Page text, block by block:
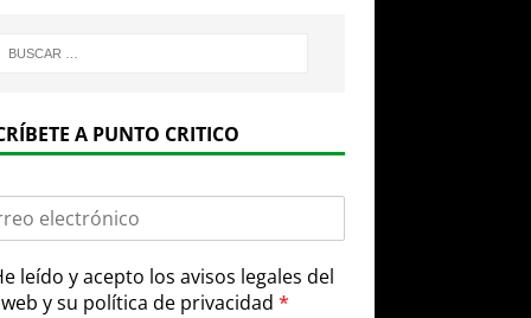
A PUNTO CRITICO
leído y acepto los avisos legales del
y su política de privacidad *